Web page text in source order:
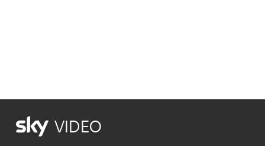
VIDEO